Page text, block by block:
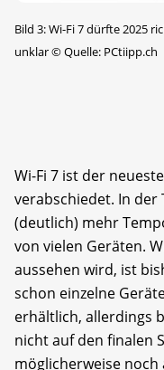
Bild 3: Wi-Fi 7 dürfte 2025
unklar©Quelle: PCtiipp.ch
Wi-Fi 7 ist der
verabschiedet. In der
(deutlich) mehr
von vielen Geräten.
aussehen wird, ist
schon einzelne
erhältlich, allerdings
nicht auf den finalen
möglicherweise noch